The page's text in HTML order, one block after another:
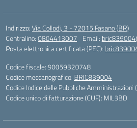
Indirizzo:Via Collodi, 3 - 72015 Fasano (BR)
Centralino:0804413007 Email:
Posta elettronica certificata (PEC):
Codice fiscale: 90059320748
Codice meccanografico: BRIC839004
Codice Indice delle Pubbliche
Codice unico di fatturazione (CUF): MIL3BD